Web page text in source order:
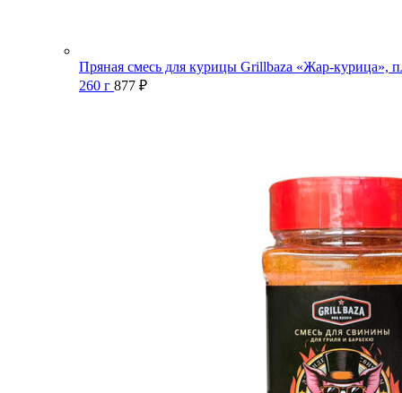
Пряная смесь для курицы Grillbaza «Жар-курица»,
260 г 877 ₽